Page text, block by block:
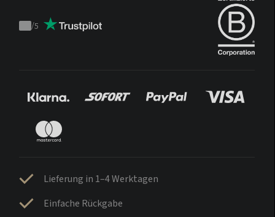
Trustpilot
/5
Lieferung in 1–4 Werktagen
Einfache Rückgabe